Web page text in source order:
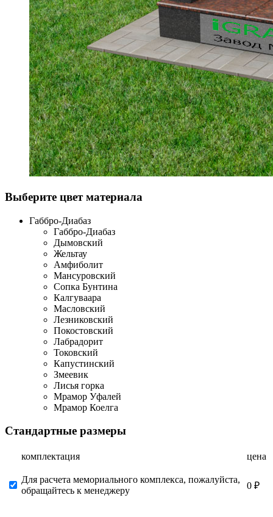
Выберите цвет материала
Габбро-Диабаз
Габбро-Диабаз
Дымовский
Жельтау
Амфиболит
Мансуровский
Сопка Бунтина
Калгуваара
Масловский
Лезниковский
Покостовский
Лабрадорит
Токовский
Капустинский
Змеевик
Лисья горка
Мрамор Уфалей
Мрамор Коелга
Стандартные размеры
комплектация цена
Для расчета мемориального комплекса, пожалуйста,
обращайтесь к менеджеру
0 ₽